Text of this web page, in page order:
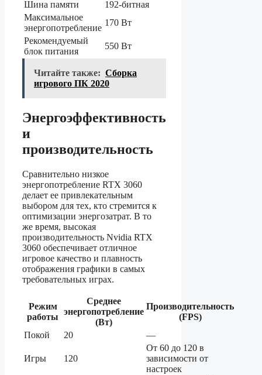
Шина памяти
192-битная
Максимальное
энергопотребление
170 Вт
Рекомендуемый
блок питания
550 Вт
Читайте также: Сборка
игрового ПК 2020
Энергоэффективность
и
производительность
Сравнительно низкое
энергопотребление RTX 3060
делает ее привлекательным
выбором для тех, кто стремится к
оптимизации энергозатрат. В то
же время, высокая
производительность Nvidia RTX
3060 обеспечивает отличное
игровое качество и плавность
отображения графики в самых
требовательных играх.
Режим
работы
Среднее
энергопотребление
(Вт)
Производительность
(FPS)
Покой
20 —
Игры 120
От 60 до 120 в
зависимости от
настроек